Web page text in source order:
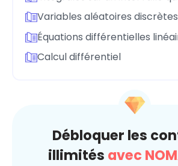
Variables aléatoires discrètes
Équations différentielles
Calcul différentiel
Débloquer les
illimités avec